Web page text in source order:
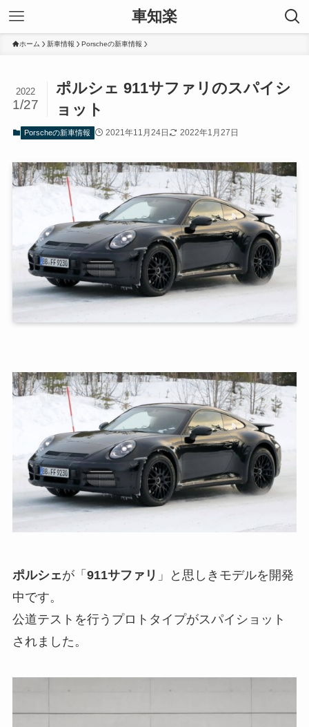
車知楽
ホーム 新車情報 Porscheの新車情報
ポルシェ 911サファリのスパイシ
ョット
2022
1/27
Porscheの新車情報 2021年11月24日 2022年1月27日
ポルシェが「 911サファリ 」と思しきモデルを開発
中です。
公道テストを行うプロトタイプがスパイショット
されました。